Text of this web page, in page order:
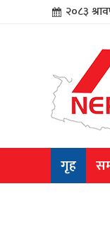
२०८३
गृह